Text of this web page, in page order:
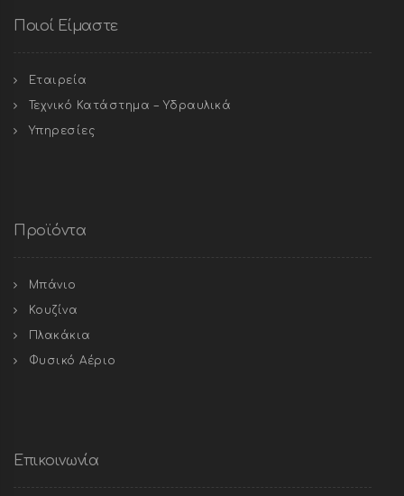
Ποιοί Είμαστε
Εταιρεία
Τεχνικό Κατάστημα – Υδραυλικά
Υπηρεσίες
Προϊόντα
Μπάνιο
Κουζίνα
Πλακάκια
Φυσικό Αέριο
Επικοινωνία